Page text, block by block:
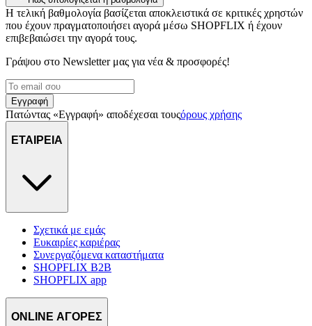
Η τελική βαθμολογία βασίζεται αποκλειστικά σε κριτικές χρηστών
που έχουν πραγματοποιήσει αγορά μέσω SHOPFLIX ή έχουν
επιβεβαιώσει την αγορά τους.
Γράψου στο Νewsletter μας για νέα & προσφορές!
Εγγραφή
Πατώντας «Εγγραφή» αποδέχεσαι τουςόρους χρήσης
ΕΤΑΙΡΕΙΑ
Σχετικά με εμάς
Ευκαιρίες καριέρας
Συνεργαζόμενα καταστήματα
SHOPFLIX B2B
SHOPFLIX app
ONLINE ΑΓΟΡΕΣ